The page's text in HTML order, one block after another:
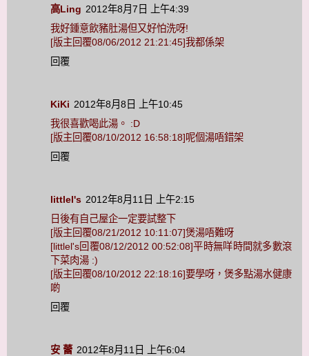
高Ling 2012年8月7日 上午4:39
我好鍾意飲豬肚湯但又好怕洗呀!
[版主回覆08/06/2012 21:21:45]我都係架
回覆
KiKi 2012年8月8日 上午10:45
我很喜歡喝此湯。 :D
[版主回覆08/10/2012 16:58:18]呢個湯唔錯架
回覆
littlel's 2012年8月11日 上午2:15
日後有自己屋企一定要試整下
[版主回覆08/21/2012 10:11:07]煲湯唔難呀
[littlel's回覆08/12/2012 00:52:08]平時無咩時間就多數滾
下菜肉湯 :)
[版主回覆08/10/2012 22:18:16]要學呀，煲多點湯水健康
啲
回覆
安 蕾 2012年8月11日 上午6:04